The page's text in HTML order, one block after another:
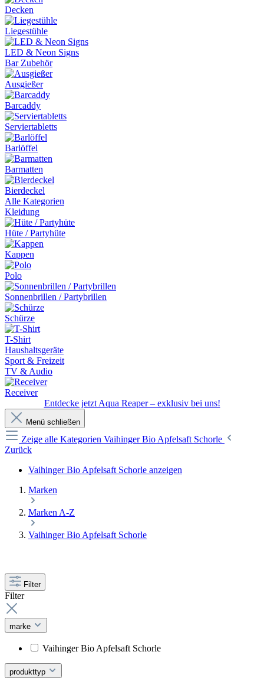
Decken
Liegestühle
LED & Neon Signs
Bar Zubehör
Ausgießer
Barcaddy
Serviertabletts
Barlöffel
Barmatten
Bierdeckel
Alle Kategorien
Kleidung
Hüte / Partyhüte
Kappen
Polo
Sonnenbrillen / Partybrillen
Schürze
T-Shirt
Haushaltsgeräte
Sport & Freizeit
TV & Audio
Receiver
Entdecke jetzt Aqua Reaper – exklusiv bei uns!
Menü schließen
Zeige alle Kategorien Vaihinger Bio Apfelsaft Schorle
Zurück
Vaihinger Bio Apfelsaft Schorle anzeigen
Marken
Marken A-Z
Vaihinger Bio Apfelsaft Schorle
Filter
Filter
marke
Vaihinger Bio Apfelsaft Schorle
produkttyp